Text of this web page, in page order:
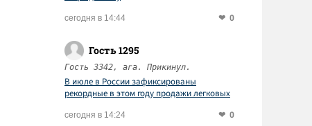
сегодня в 14:44 0
Гость 1295
Гость 3342, ага. Прикинул.
В июле в России зафиксированы
рекордные в этом году продажи легковых
сегодня в 14:24 0